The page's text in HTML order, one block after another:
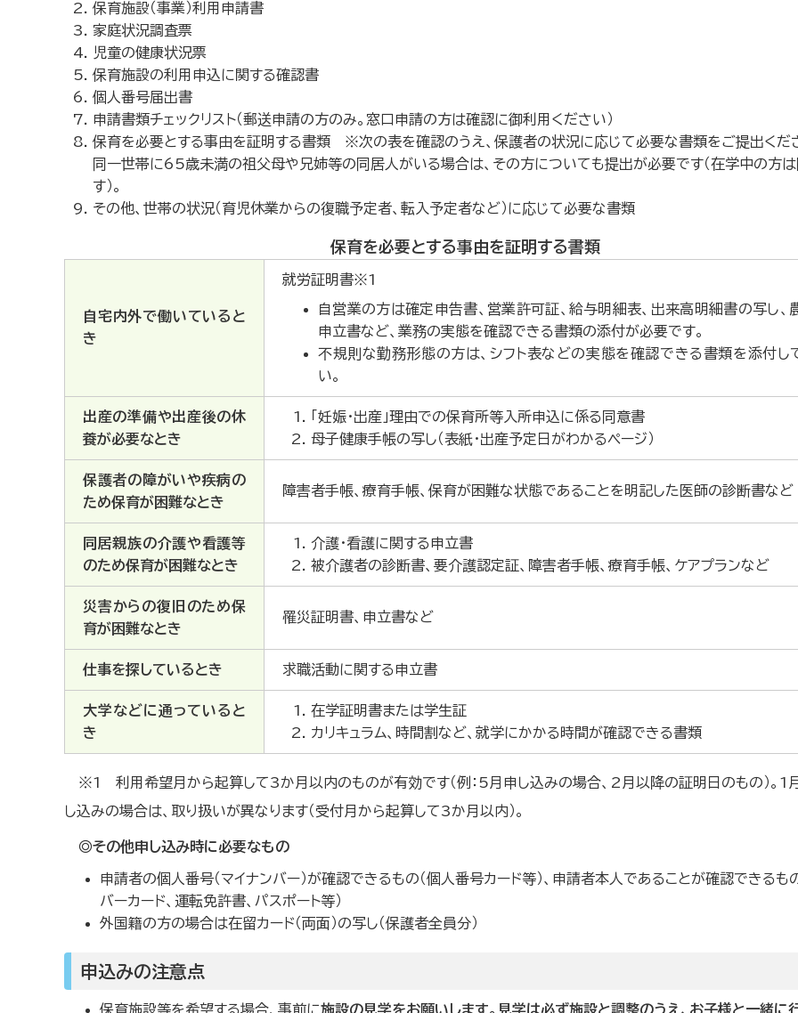
保育施設（事業）利用申請書
家庭状況調査票
児童の健康状況票
保育施設の利用申込に関する確認書
個人番号届出書
申請書類チェックリスト（郵送申請の方のみ。窓口申請の方は確認に御利用ください）
保育を必要とする事由を証明する書類 ※次の表を確認のうえ、保護者の状況に応じて必要な書類をご提出くださ
同一世帯に65歳未満の祖父母や兄姉等の同居人がいる場合は、その方についても提出が必要です（在学中の方
す）。
その他、世帯の状況（育児休業からの復職予定者、転入予定者など）に応じて必要な書類
保育を必要とする事由を証明する書類
自宅内外で働いていると
き
就労証明書※1
自営業の方は確定申告書、営業許可証、給与明細表、出来高明細書の写し、
申立書など、業務の実態を確認できる書類の添付が必要です。
不規則な勤務形態の方は、シフト表などの実態を確認できる書類を添付し
い。
出産の準備や出産後の休
養が必要なとき
「妊娠・出産」理由での保育所等入所申込に係る同意書
母子健康手帳の写し（表紙・出産予定日がわかるページ）
保護者の障がいや疾病の
ため保育が困難なとき
障害者手帳、療育手帳、保育が困難な状態であることを明記した医師の診断書など
同居親族の介護や看護等
のため保育が困難なとき
介護・看護に関する申立書
被介護者の診断書、要介護認定証、障害者手帳、療育手帳、ケアプランなど
災害からの復旧のため保
育が困難なとき
罹災証明書、申立書など
仕事を探しているとき 求職活動に関する申立書
大学などに通っていると
き
在学証明書または学生証
カリキュラム、時間割など、就学にかかる時間が確認できる書類
※1 利用希望月から起算して3か月以内のものが有効です（例：5月申し込みの場合、2月以降の証明日のもの）。1
し込みの場合は、取り扱いが異なります（受付月から起算して3か月以内）。
◎その他申し込み時に必要なもの
申請者の個人番号（マイナンバー）が確認できるもの（個人番号カード等）、申請者本人であることが確認できるも
バーカード、運転免許書、パスポート等）
外国籍の方の場合は在留カード（両面）の写し（保護者全員分）
申込みの注意点
保育施設等を希望する場合、事前に施設の見学をお願いします。見学は必ず施設と調整のうえ、お子様と一緒に